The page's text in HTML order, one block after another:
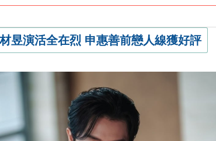
昱演活全在烈 申惠善前戀人線獲好評